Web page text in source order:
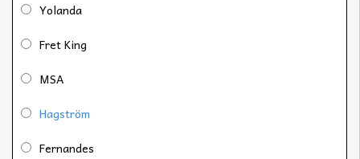
Yolanda
Fret King
MSA
Hagström
Fernandes